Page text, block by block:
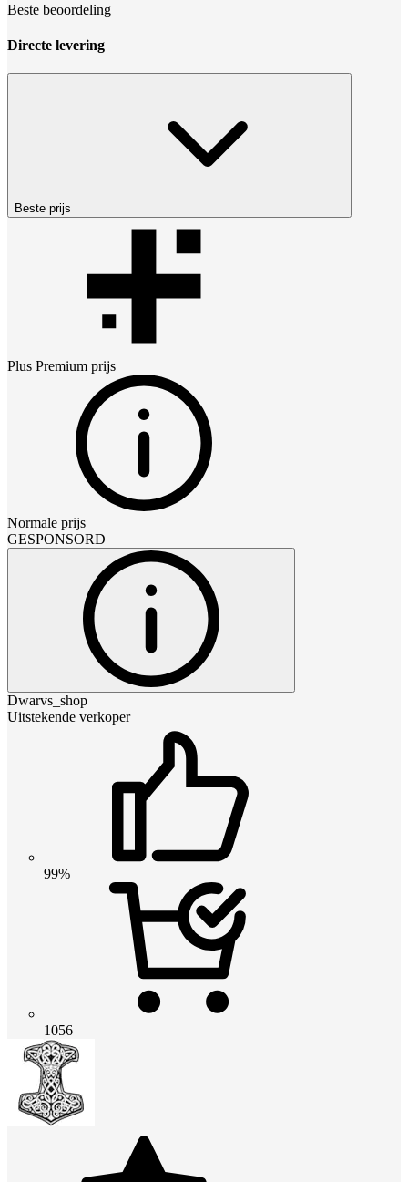
Beste beoordeling
Directe levering
Beste prijs
Plus Premium prijs
Normale prijs
GESPONSORD
Dwarvs_shop
Uitstekende verkoper
99%
1056